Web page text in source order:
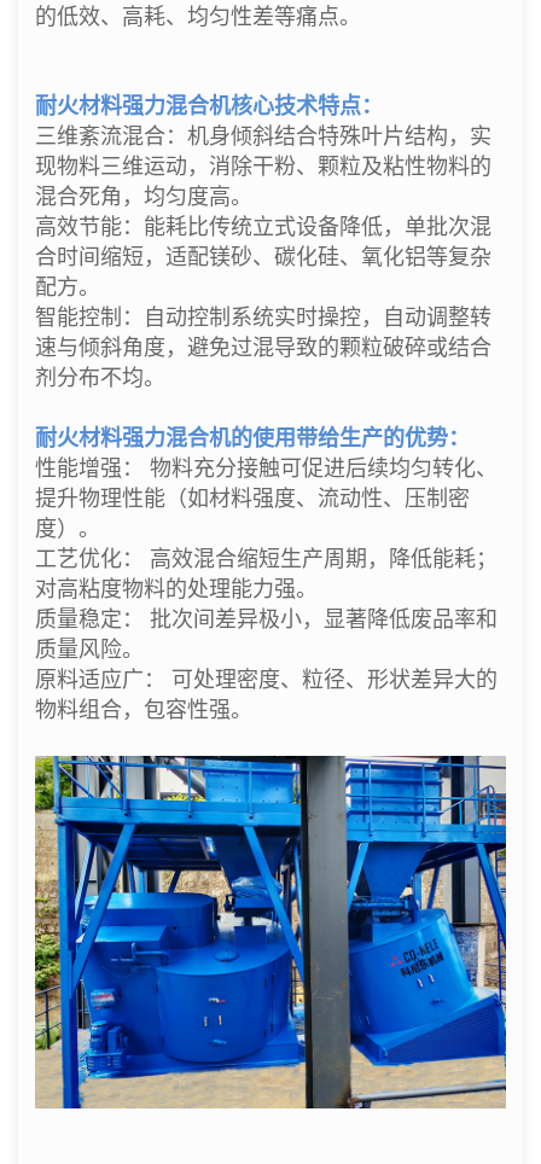
的低效、高耗、均匀性差等痛点。
耐火材料强力混合机核心技术特点：
三维紊流混合：机身倾斜结合特殊叶片结构，实
现物料三维运动，消除干粉、颗粒及粘性物料的
混合死角，均匀度高。
高效节能：能耗比传统立式设备降低，单批次混
合时间缩短，适配镁砂、碳化硅、氧化铝等复杂
配方。
智能控制：自动控制系统实时操控，自动调整转
速与倾斜角度，避免过混导致的颗粒破碎或结合
剂分布不均。
耐火材料强力混合机的使用带给生产的优势：
性能增强： 物料充分接触可促进后续均匀转化、
提升物理性能（如材料强度、流动性、压制密
度）。
工艺优化： 高效混合缩短生产周期，降低能耗；
对高粘度物料的处理能力强。
质量稳定： 批次间差异极小，显著降低废品率和
质量风险。
原料适应广： 可处理密度、粒径、形状差异大的
物料组合，包容性强。